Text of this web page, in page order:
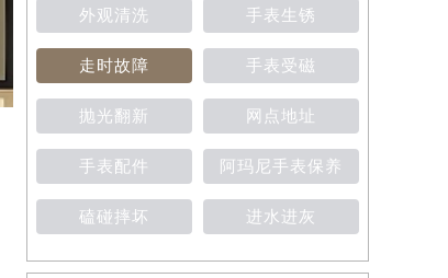
外观清洗 手表生锈
走时故障 手表受磁
抛光翻新 网点地址
手表配件 阿玛尼手表保养
磕碰摔坏 进水进灰